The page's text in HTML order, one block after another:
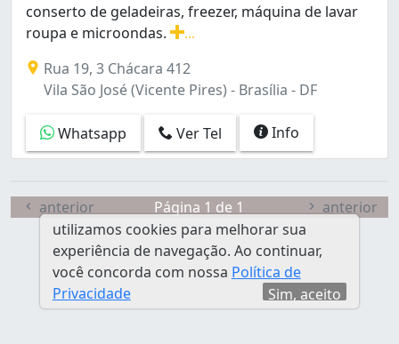
Sao Sebastião (1)
Setor Habitacional Arniqueira (Águas Claras) (2)
Setor Habitacional Jardim Botânico (1)
Setor Sul (Gama) (1)
Sobradinho (3)
Sul (Águas Claras) (1)
Taguatinga (1)
Vila São José (Vicente Pires) (1)
Área Octogonal (1)
conserto de geladeiras, freezer, máquina de lavar
roupa e microondas.
Rua 19, 3 Chácara 412
Vila São José (Vicente Pires) - Brasília - DF
Whatsapp Ver Tel Info
anterior Página 1 de 1
anterior
utilizamos cookies para melhorar sua
experiência de navegação. Ao continuar,
você concorda com nossa Política de
Privacidade
Sim, aceito